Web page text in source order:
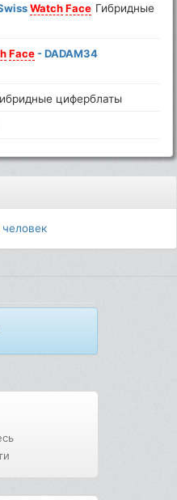
Watch Face Гибридные
Face - DADAM34
циферблаты
человек